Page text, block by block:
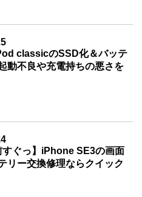
classicのSSD化＆バッテ
動不良や充電持ちの悪さを
すぐっ】iPhone SE3の画面
リー交換修理ならクイック